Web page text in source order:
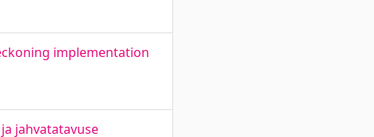
implementation
jahvatatavuse